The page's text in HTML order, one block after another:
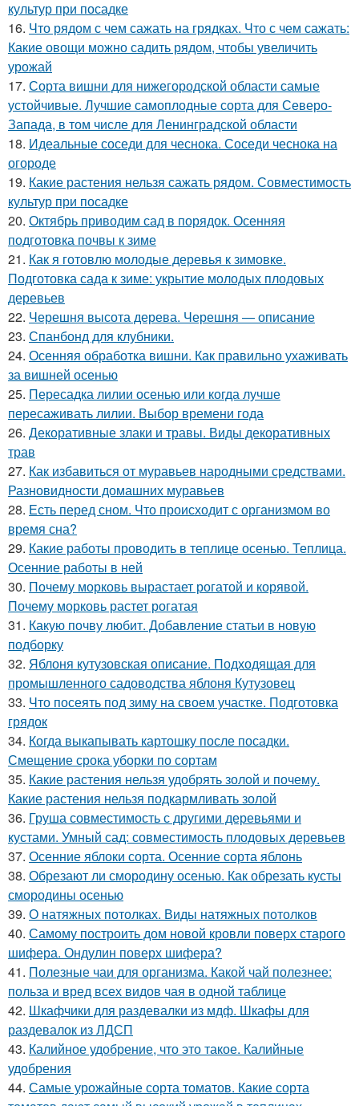
культур при посадке
16. Что рядом с чем сажать на грядках. Что с чем сажать:
Какие овощи можно садить рядом, чтобы увеличить
урожай
17. Сорта вишни для нижегородской области самые
устойчивые. Лучшие самоплодные сорта для Северо-
Запада, в том числе для Ленинградской области
18. Идеальные соседи для чеснока. Соседи чеснока на
огороде
19. Какие растения нельзя сажать рядом. Совместимость
культур при посадке
20. Октябрь приводим сад в порядок. Осенняя
подготовка почвы к зиме
21. Как я готовлю молодые деревья к зимовке.
Подготовка сада к зиме: укрытие молодых плодовых
деревьев
22. Черешня высота дерева. Черешня — описание
23. Спанбонд для клубники.
24. Осенняя обработка вишни. Как правильно ухаживать
за вишней осенью
25. Пересадка лилии осенью или когда лучше
пересаживать лилии. Выбор времени года
26. Декоративные злаки и травы. Виды декоративных
трав
27. Как избавиться от муравьев народными средствами.
Разновидности домашних муравьев
28. Есть перед сном. Что происходит с организмом во
время сна?
29. Какие работы проводить в теплице осенью. Теплица.
Осенние работы в ней
30. Почему морковь вырастает рогатой и корявой.
Почему морковь растет рогатая
31. Какую почву любит. Добавление статьи в новую
подборку
32. Яблоня кутузовская описание. Подходящая для
промышленного садоводства яблоня Кутузовец
33. Что посеять под зиму на своем участке. Подготовка
грядок
34. Когда выкапывать картошку после посадки.
Смещение срока уборки по сортам
35. Какие растения нельзя удобрять золой и почему.
Какие растения нельзя подкармливать золой
36. Груша совместимость с другими деревьями и
кустами. Умный сад: совместимость плодовых деревьев
37. Осенние яблоки сорта. Осенние сорта яблонь
38. Обрезают ли смородину осенью. Как обрезать кусты
смородины осенью
39. О натяжных потолках. Виды натяжных потолков
40. Самому построить дом новой кровли поверх старого
шифера. Ондулин поверх шифера?
41. Полезные чаи для организма. Какой чай полезнее:
польза и вред всех видов чая в одной таблице
42. Шкафчики для раздевалки из мдф. Шкафы для
раздевалок из ЛДСП
43. Калийное удобрение, что это такое. Калийные
удобрения
44. Самые урожайные сорта томатов. Какие сорта